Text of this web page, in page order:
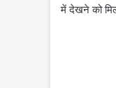
में देखने को